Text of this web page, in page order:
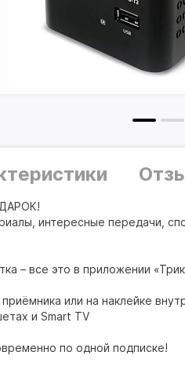
интересные передачи,
– все это в приложении
или на наклейке
и Smart TV
по одной подписке!